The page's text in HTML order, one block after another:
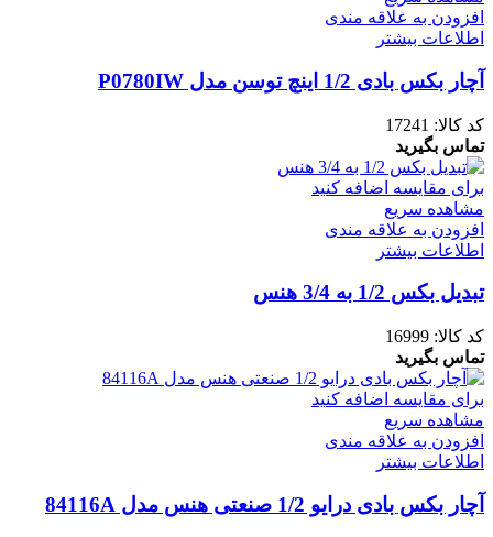
افزودن به علاقه مندی
اطلاعات بیشتر
آچار بکس بادی 1/2 اینچ توسن مدل P0780IW
کد کالا: 17241
تماس بگیرید
برای مقایسه اضافه کنید
مشاهده سریع
افزودن به علاقه مندی
اطلاعات بیشتر
تبدیل بکس 1/2 به 3/4 هنس
کد کالا: 16999
تماس بگیرید
برای مقایسه اضافه کنید
مشاهده سریع
افزودن به علاقه مندی
اطلاعات بیشتر
آچار بکس بادی درایو 1/2 صنعتی هنس مدل 84116A